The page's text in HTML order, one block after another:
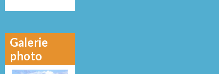
Galerie
photo